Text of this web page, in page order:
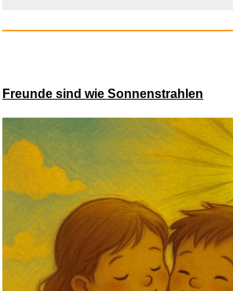
Coma [Blu-
Freunde sind wie Sonnenstrahlen